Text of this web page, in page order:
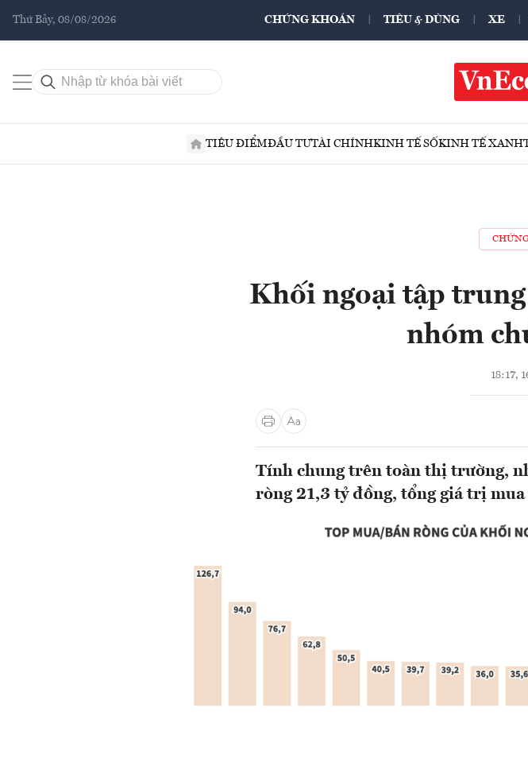
Thứ Bảy, 08/08/2026 CHỨNG KHOÁN TIÊU & DÙNG XE
TIÊU ĐIỂMĐẦU TƯTÀI CHÍNHKINH TẾ SỐKINH TẾ XANH
Khối ngoại tập
nhóm
18:17,
Tính chung trên toàn thị trường,
ròng 21,3 tỷ đồng, tổng giá trị